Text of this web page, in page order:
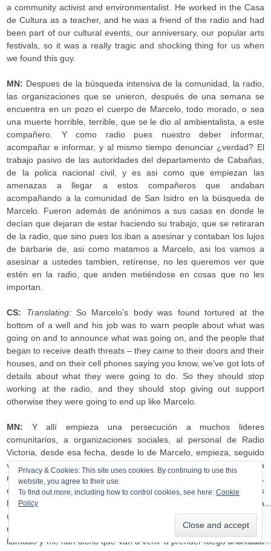
a community activist and environmentalist. He worked in the Casa
de Cultura as a teacher, and he was a friend of the radio and had
been part of our cultural events, our anniversary, our popular arts
festivals, so it was a really tragic and shocking thing for us when
we found this guy.
MN: Despues de la búsqueda intensiva de la comunidad, la radio,
las organizaciones que se unieron, después de una semana se
encuentra en un pozo el cuerpo de Marcelo, todo morado, o sea
una muerte horrible, terrible, que se le dio al ambientalista, a este
compañero. Y como radio pues nuestro deber informar,
acompañar e informar, y al mismo tiempo denunciar ¿verdad? El
trabajo pasivo de las autoridades del departamento de Cabañas,
de la polica nacional civil, y es asi como que empiezan las
amenazas a llegar a estos compañeros que andaban
acompañando a la comunidad de San Isidro en la búsqueda de
Marcelo. Fueron además de anónimos a sus casas en donde le
decían que dejaran de estar haciendo su trabajo, que se retiraran
de la radio, que sino pues los iban a asesinar y contaban los lujos
de barbarie de, asi como matamos a Marcelo, asi los vamos a
asesinar a ustedes tambien, retírense, no les queremos ver que
estén en la radio, que anden metiéndose en cosas que no les
importan.
CS: Translating:So Marcelo’s body was found tortured at the
bottom of a well and his job was to warn people about what was
going on and to announce what was going on, and the people that
began to receive death threats – they came to their doors and their
houses, and on their cell phones saying you know, we’ve got lots of
details about what they were going to do. So they should stop
working at the radio, and they should stop giving out support
otherwise they were going to end up like Marcelo.
MN: Y allí empieza una persecución a muchos lideres
comunitarios, a organizaciones sociales, al personal de Radio
Victoria, desde esa fecha, desde lo de Marcelo, empieza, seguido
venían anónimos, cartas, correos electrónicos, aca a nosotros a
radio. Y recordamos un dia, que es bien histórico para nosotros,
que es un 29 de Julio, si mal no recuerdo, que ¿Por qué es
histórico? Nosotros, la verdad, habíamos ido a Sensuntepeque, a
un encuentro deportivo y la compañera que quedo aquí en la radio
nos llama sobre las 5 de la tarde y nos dice. Miren, aquí me han
llamado y me han dicho que van a venir a prender fuego a la radio
Privacy & Cookies: This site uses cookies. By continuing to use this
website, you agree to their use.
To find out more, including how to control cookies, see here: Cookie
Policy